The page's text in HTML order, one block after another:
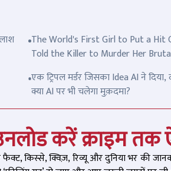
The World's First Girl to Put a Hit
Told the Killer to Murder Her
एक ट्रिपल मर्डर जिसका Idea AI ने
क्या AI पर भी चलेगा मुक़दमा?
करें क्राइम तक
किस्से, क्विज़, रिव्यू और दुनिया भर की